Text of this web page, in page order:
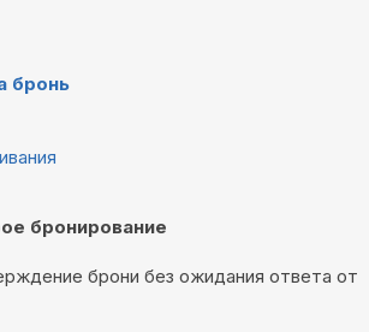
бронь
бронирование
брони без ожидания ответа от